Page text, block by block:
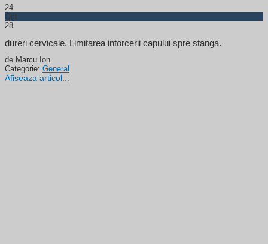
24
Oct
28
dureri cervicale. Limitarea intorcerii capului spre stanga.
de Marcu Ion
Categorie: General
Afiseaza articol...